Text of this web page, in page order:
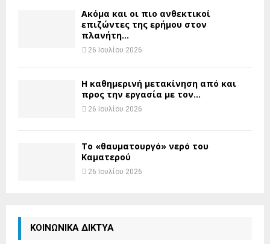
Ακόμα και οι πιο ανθεκτικοί
επιζώντες της ερήμου στον
πλανήτη...
26 Ιουλίου 2026
H καθημερινή μετακίνηση από και
προς την εργασία με τον...
26 Ιουλίου 2026
Το «θαυματουργό» νερό του
Καματερού
26 Ιουλίου 2026
ΚΟΙΝΩΝΙΚΑ ΔΙΚΤΥΑ